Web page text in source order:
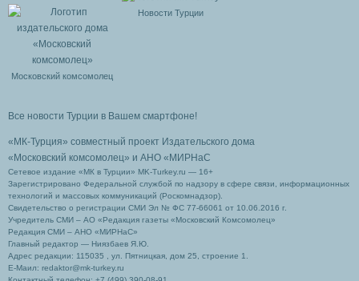
Московский комсомолец
Новости Турции
Все новости Турции в Вашем смартфоне!
«МК-Турция» совместный проект Издательского дома
«Московский комсомолец» и АНО «МИРНаС
Сетевое издание «МК в Турции» MK-Turkey.ru — 16+
Зарегистрировано Федеральной службой по надзору в сфере связи, информационных
технологий и массовых коммуникаций (Роскомнадзор).
Свидетельство о регистрации СМИ Эл № ФС 77-66061 от 10.06.2016 г.
Учредитель СМИ – АО «Редакция газеты «Московский Комсомолец»
Редакция СМИ – АНО «МИРНаС»
Главный редактор — Ниязбаев Я.Ю.
Адрес редакции: 115035 , ул. Пятницкая, дом 25, строение 1.
Е-Маил: redaktor@mk-turkey.ru